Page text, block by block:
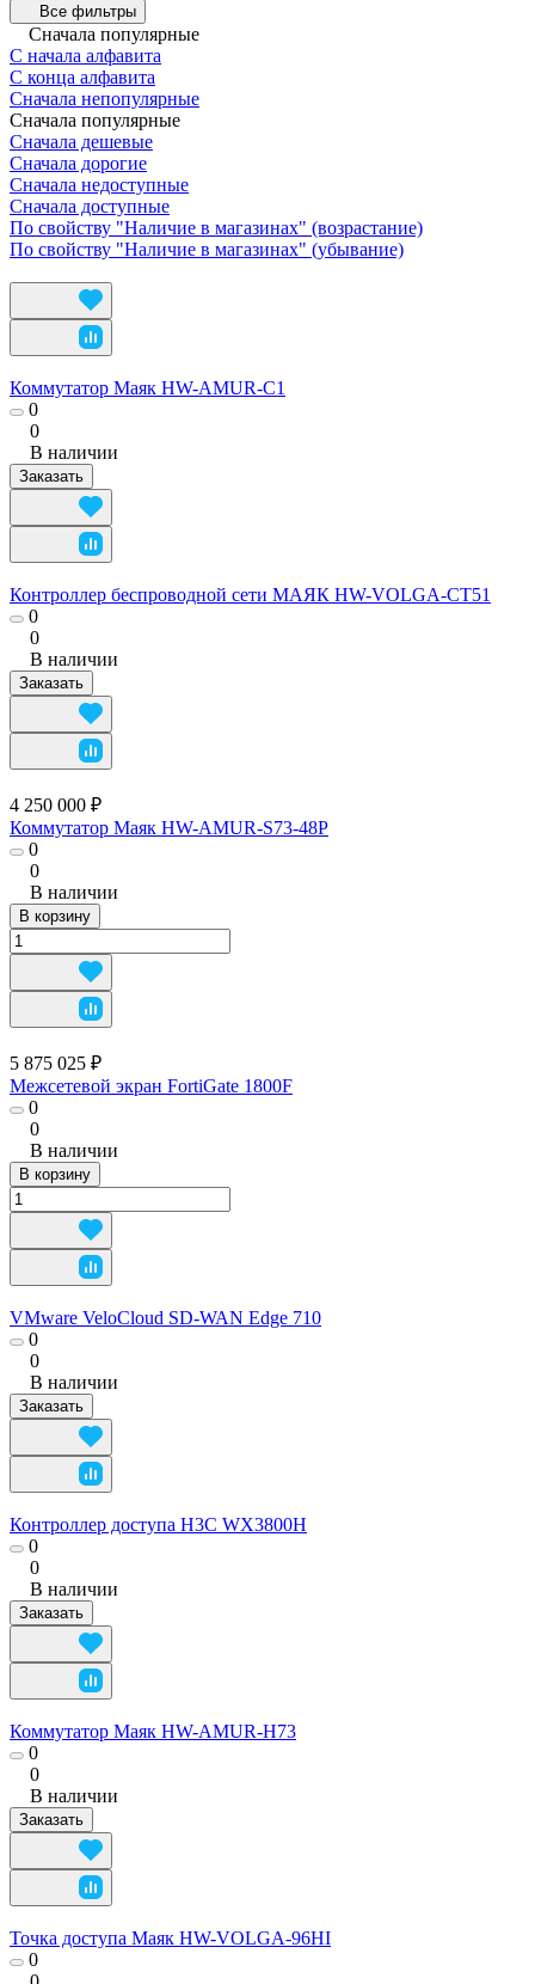
Все фильтры
Сначала популярные
С начала алфавита
С конца алфавита
Сначала непопулярные
Сначала популярные
Сначала дешевые
Сначала дорогие
Сначала недоступные
Сначала доступные
По свойству "Наличие в магазинах" (возрастание)
По свойству "Наличие в магазинах" (убывание)
Коммутатор Маяк HW-AMUR-C1
0
0
В наличии
Заказать
Контроллер беспроводной сети МАЯК HW-VOLGA-CT51
0
0
В наличии
Заказать
4 250 000 ₽
Коммутатор Маяк HW-AMUR-S73-48P
0
0
В наличии
В корзину
5 875 025 ₽
Межсетевой экран FortiGate 1800F
0
0
В наличии
В корзину
VMware VeloCloud SD‑WAN Edge 710
0
0
В наличии
Заказать
Контроллер доступа H3C WX3800H
0
0
В наличии
Заказать
Коммутатор Маяк HW-AMUR-H73
0
0
В наличии
Заказать
Точка доступа Маяк HW-VOLGA-96HI
0